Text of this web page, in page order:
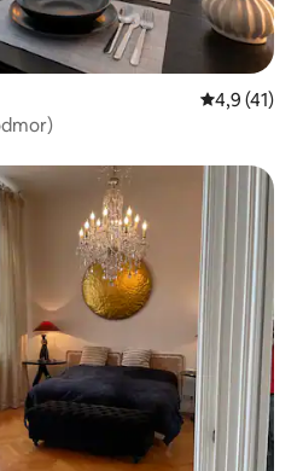
Prosječna
4,9 (41)